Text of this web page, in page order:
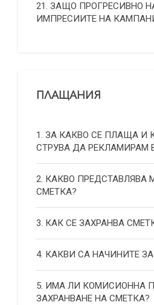
21. ЗАЩО ПРОГРЕСИВНО
ИМПРЕСИИТЕ НА
ПЛАЩАНИЯ
1. ЗА КАКВО СЕ ПЛАЩА И
СТРУВА ДА РЕКЛАМИРАМ В
2. КАКВО ПРЕДСТАВЛЯВА
СМЕТКА?
3. КАК СЕ ЗАХРАНВА
4. КАКВИ СА НАЧИНИТЕ
5. ИМА ЛИ КОМИСИОННА
ЗАХРАНВАНЕ НА СМЕТКА?